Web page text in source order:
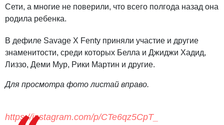
Сети, а многие не поверили, что всего полгода назад она
родила ребенка.
В дефиле Savage X Fenty приняли участие и другие
знаменитости, среди которых Белла и Джиджи Хадид,
Лиззо, Деми Мур, Рики Мартин и другие.
Для просмотра фото листай вправо.
https://instagram.com/p/CTe6qz5CpT_